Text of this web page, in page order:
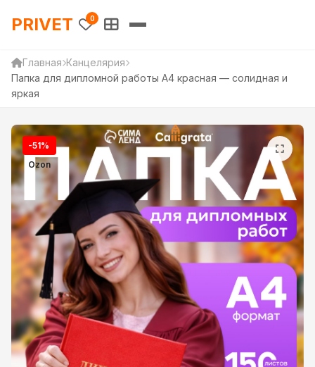
PRIVET — Каталог товаров
PRIVET 0
Главная Канцелярия
Папка для дипломной работы А4 красная — солидная и
яркая
-51%
Ozon